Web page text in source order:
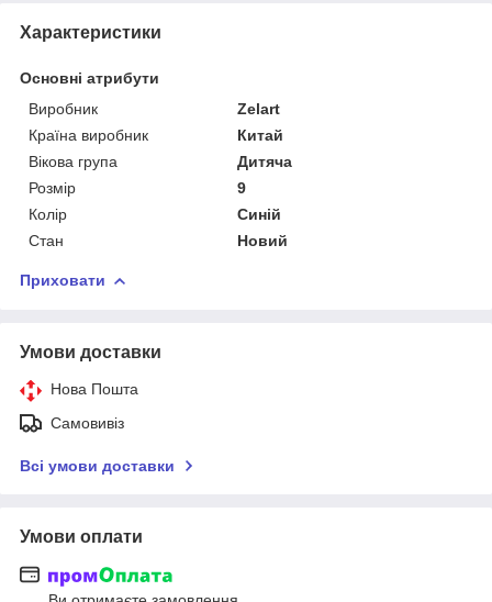
Характеристики
Основні атрибути
Виробник
Zelart
Країна виробник
Китай
Вікова група
Дитяча
Розмір
9
Колір
Синій
Стан
Новий
Приховати
Умови доставки
Нова Пошта
Самовивіз
Всі умови доставки
Умови оплати